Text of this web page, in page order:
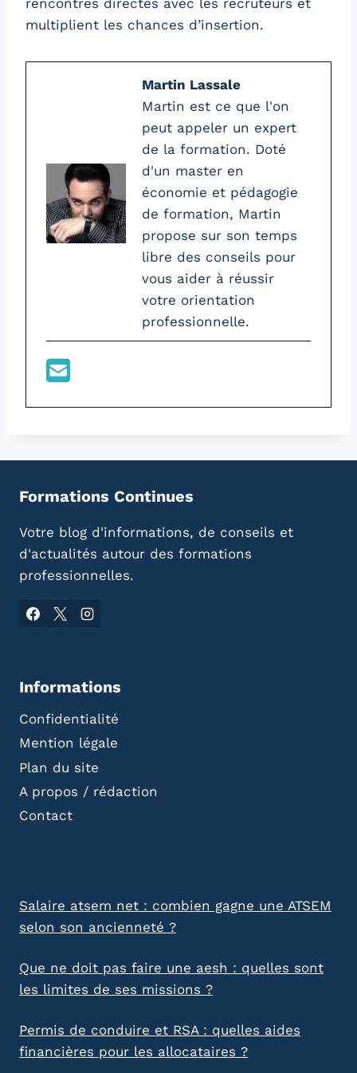
rencontres directes avec les recruteurs et
multiplient les chances d’insertion.
Martin Lassale
Martin est ce que l'on
peut appeler un expert
de la formation. Doté
d'un master en
économie et pédagogie
de formation, Martin
propose sur son temps
libre des conseils pour
vous aider à réussir
votre orientation
professionnelle.
Formations Continues
Votre blog d'informations, de conseils et
d'actualités autour des formations
professionnelles.
Informations
Confidentialité
Mention légale
Plan du site
A propos / rédaction
Contact
Salaire atsem net : combien gagne une ATSEM
selon son ancienneté ?
Que ne doit pas faire une aesh : quelles sont
les limites de ses missions ?
Permis de conduire et RSA : quelles aides
financières pour les allocataires ?